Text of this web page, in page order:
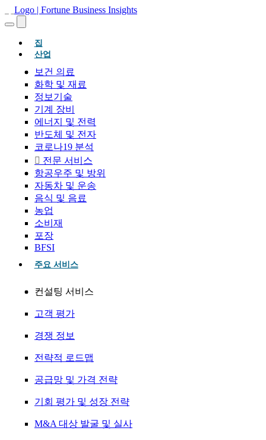
집(현재의)
산업
보건 의료
화학 및 재료
정보기술
기계 장비
에너지 및 전력
반도체 및 전자
코로나19 분석
전문 서비스
항공우주 및 방위
자동차 및 운송
음식 및 음료
농업
소비재
포장
BFSI
주요 서비스
컨설팅 서비스
고객 평가
경쟁 정보
전략적 로드맵
공급망 및 가격 전략
기회 평가 및 성장 전략
M&A 대상 발굴 및 실사